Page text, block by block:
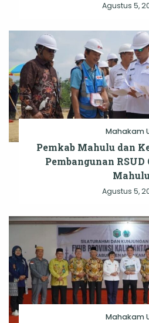
Agustus 5,
Mahakam
Pemkab Mahulu dan
Pembangunan RSUD
Agustus 5,
Mahakam